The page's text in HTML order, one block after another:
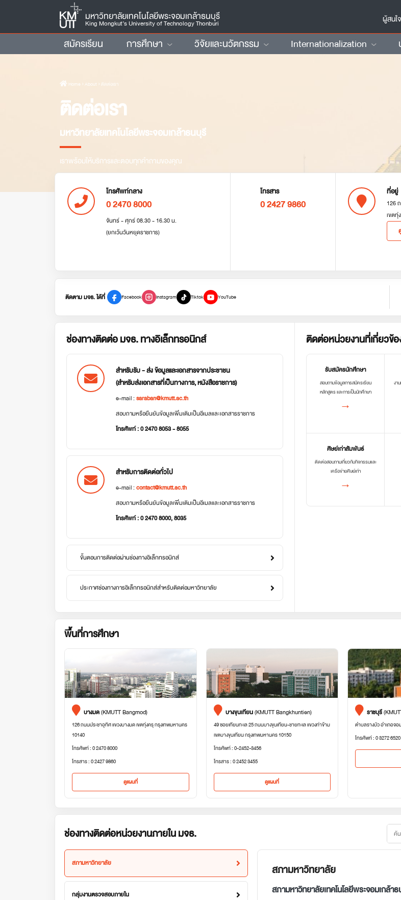
มหาวิทยาลัยเทคโนโลยีพระจอมเกล้าธนบุรี
King Mongkut’s University of Technology Thonburi
ผู้สนใ
สมัครเรียน การศึกษา วิจัยและนวัตกรรม Internationalization
Home › About › ติดต่อเรา
ติดต่อเรา
มหาวิทยาลัยเทคโนโลยีพระจอมเกล้าธนบุรี
เราพร้อมให้บริการและตอบทุกคำถามของคุณ
โทรศัพท์กลาง
0 2470 8000
จันทร์ - ศุกร์ 08.30 - 16.30 น.
(ยกเว้นวันหยุดราชการ)
โทรสาร
0 2427 9860
ที่อยู่
126
เขต
ติดตาม มจธ. ได้ที่ Facebook Instagram Tiktok YouTube
ช่องทางติดต่อ มจธ. ทางอิเล็กทรอนิกส์
สำหรับรับ - ส่ง ข้อมูลและเอกสารจากประชาชน
(สำหรับส่งเอกสารที่เป็นทางการ, หนังสือราชการ)
e-mail :saraban@kmutt.ac.th
สอบถามหรือยืนยันข้อมูลเพิ่มเติมเป็นอีเมลและเอกสารราชการ
โทรศัพท์ : 0 2470 8053 - 8055
สำหรับการติดต่อทั่วไป
e-mail :contact@kmutt.ac.th
สอบถามหรือยืนยันข้อมูลเพิ่มเติมเป็นอีเมลและเอกสารราชการ
โทรศัพท์ : 0 2470 8000, 8035
ขั้นตอนการติดต่อผ่านช่องทางอิเล็กทรอนิกส์
ประกาศช่องทางการอิเล็กทรอนิกส์สำหรับติดต่อมหาวิทยาลัย
ติดต่อหน่วยงานที่เกี่ยวข้อ
รับสมัครนักศึกษา
สอบถามข้อมูลการสมัครเรียน
หลักสูตร และการเป็นนักศึกษา
→
งา
ศิษย์เก่าสัมพันธ์
ติดต่อสอบถามเกี่ยวกับกิจกรรมและ
เครือข่ายศิษย์เก่า
→
พื้นที่การศึกษา
บางมด(KMUTT Bangmod)
126 ถนนประชาอุทิศ แขวงบางมด เขตทุ่งครุ กรุงเทพมหานคร
10140
โทรศัพท์ : 0 2470 8000
โทรสาร : 0 2427 9860
ดูแผนที่
บางขุนเทียน(KMUTT Bangkhuntien)
49 ซอยเทียนทะเล 25 ถนนบางขุนเทียน-ชายทะเล แขวงท่าข้าม
เขตบางขุนเทียน กรุงเทพมหานคร 10150
โทรศัพท์ : 0-2452-3456
โทรสาร : 0 2452 3455
ดูแผนที่
ราชบุรี
ตำบลรางบัว อำเภอจอ
โทรศัพท์ : 0 3272 6520
ช่องทางติดต่อหน่วยงานภายใน มจธ.
สภามหาวิทยาลัย
กลุ่มงานตรวจสอบภายใน
สภามหาวิทยาลัย
สภามหาวิทยาลัยเทคโนโลยีพระจอมเกล้า